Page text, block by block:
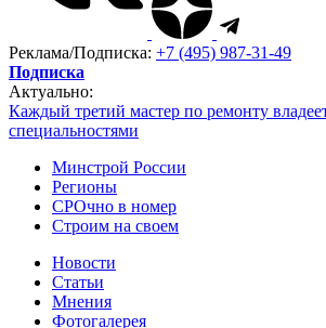
Реклама/Подписка: +7 (495) 987-31-49
Подписка
Актуально:
Каждый третий мастер по ремонту
специальностями
Минстрой России
Регионы
СРОчно в номер
Строим на своем
Новости
Статьи
Мнения
Фотогалерея